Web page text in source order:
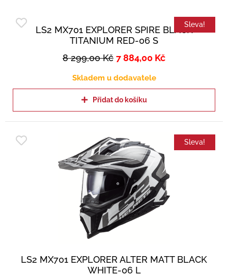
Sleva!
LS2 MX701 EXPLORER SPIRE BLACK
TITANIUM RED-06 S
8 299,00Kč 7 884,00 Kč
Skladem u dodavatele
Přidat do košíku
Sleva!
LS2 MX701 EXPLORER ALTER MATT BLACK
WHITE-06 L